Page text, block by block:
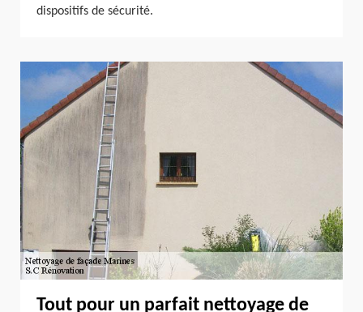
dispositifs de sécurité.
Tout pour un parfait nettoyage de